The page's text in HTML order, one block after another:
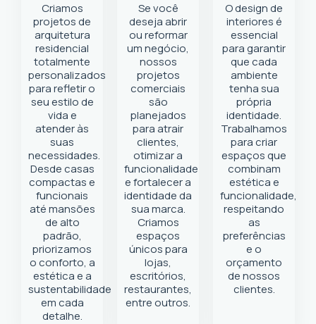
Criamos
projetos de
arquitetura
residencial
totalmente
personalizados
para refletir o
seu estilo de
vida e
atender às
suas
necessidades.
Desde casas
compactas e
funcionais
até mansões
de alto
padrão,
priorizamos
o conforto, a
estética e a
sustentabilidade
em cada
detalhe.
Se você
deseja abrir
ou reformar
um negócio,
nossos
projetos
comerciais
são
planejados
para atrair
clientes,
otimizar a
funcionalidade
e fortalecer a
identidade da
sua marca.
Criamos
espaços
únicos para
lojas,
escritórios,
restaurantes,
entre outros.
O design de
interiores é
essencial
para garantir
que cada
ambiente
tenha sua
própria
identidade.
Trabalhamos
para criar
espaços que
combinam
estética e
funcionalidade,
respeitando
as
preferências
e o
orçamento
de nossos
clientes.